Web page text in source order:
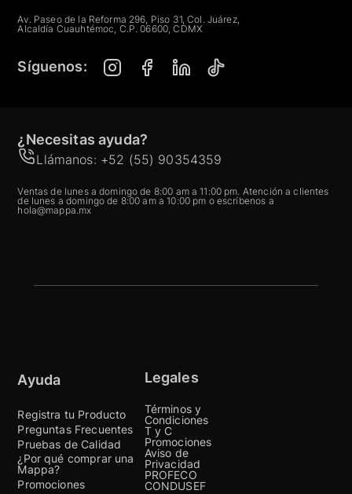
Av. Paseo de la Reforma 296, Piso 31, Col. Juárez,
Alcaldía Cuauhtémoc, C.P. 06600, CDMX
Síguenos:
¿Necesitas ayuda?
Llámanos: +52 (55) 90354359
Ventas de lunes a domingo de 8:00 am a 11:00 pm. Atención a clientes
de lunes a domingo de 8:00 am a 10:00 pm o escríbenos a
hola@mappa.mx
Ayuda
Registra tu Producto
Preguntas Frecuentes
Pruebas de Calidad
¿Por qué comprar una
Mappa?
Promociones
Legales
Términos y
Condiciones
T y C
Promociones
Aviso de
Privacidad
PROFECO
CONDUSEF